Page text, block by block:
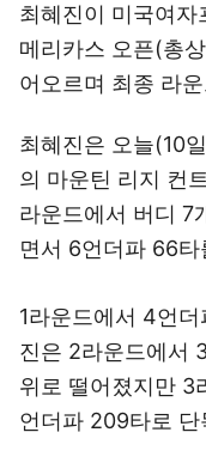
최혜진이 미국여
메리카스 오픈(총
어오르며 최종 라
최혜진은 오늘(10
의 마운틴 리지 컨
라운드에서 버디 7
면서 6언더파 66타
1라운드에서 4언
진은 2라운드에서
위로 떨어졌지만 3
언더파 209타로